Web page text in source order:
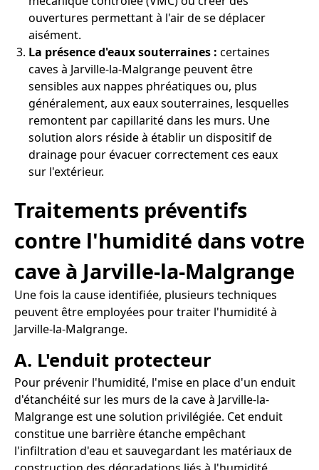
ouvertures permettant à l'air de se déplacer
aisément.
La présence d'eaux souterraines : certaines
caves à Jarville-la-Malgrange peuvent être
sensibles aux nappes phréatiques ou, plus
généralement, aux eaux souterraines, lesquelles
remontent par capillarité dans les murs. Une
solution alors réside à établir un dispositif de
drainage pour évacuer correctement ces eaux
sur l'extérieur.
Traitements préventifs
contre l'humidité dans votre
cave à Jarville-la-Malgrange
Une fois la cause identifiée, plusieurs techniques
peuvent être employées pour traiter l'humidité à
Jarville-la-Malgrange.
A. L'enduit protecteur
Pour prévenir l'humidité, l'mise en place d'un enduit
d'étanchéité sur les murs de la cave à Jarville-la-
Malgrange est une solution privilégiée. Cet enduit
constitue une barrière étanche empêchant
l'infiltration d'eau et sauvegardant les matériaux de